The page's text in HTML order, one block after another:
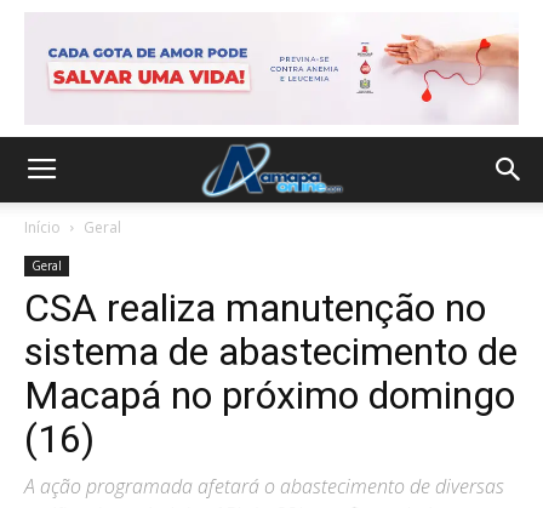
Início Geral
Geral
CSA realiza manutenção no
sistema de abastecimento de
Macapá no próximo domingo
(16)
A ação programada afetará o abastecimento de diversas